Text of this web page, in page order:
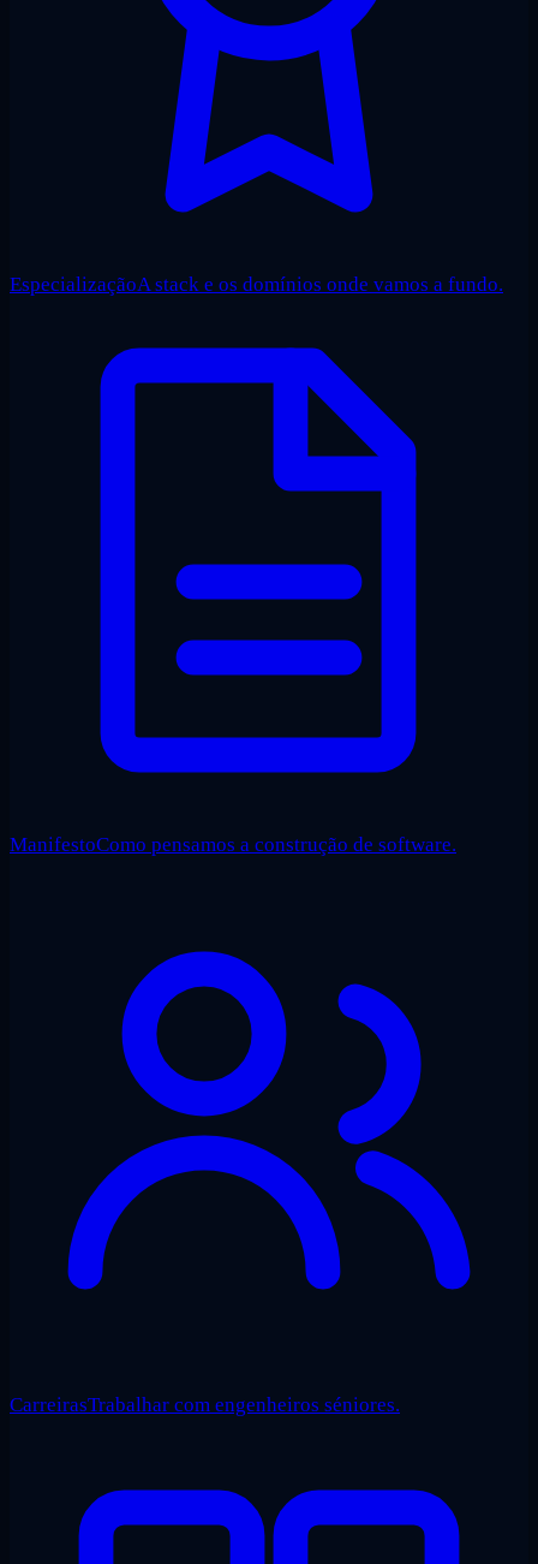
EspecializaçãoA stack e os domínios onde vamos a fundo.
ManifestoComo pensamos a construção de software.
CarreirasTrabalhar com engenheiros séniores.